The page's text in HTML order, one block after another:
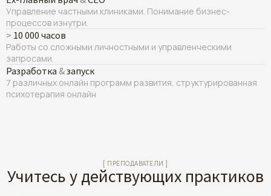
Управление частными клиниками. Понимание бизнес-
процессов изнутри.
> 10 000 часов
Работы со сложными личностными и управленческими
запросами.
Разработка &запуск
7 различных онлайн программ развития, структурированная
психотерапия онлайн
[ ПРЕПОДАВАТЕЛИ ]
Учитесь у действующих практиков